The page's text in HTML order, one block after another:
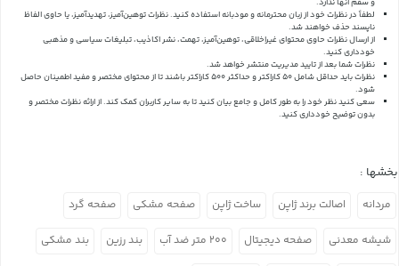
و سقم آنها ندارد.
لطفاً در نظرات خود از زبان محترمانه و مودبانه استفاده کنید. نظرات توهین‌آمیز، تهدیدآمیز، یا حاوی الفاظ
ناپسند حذف خواهند شد.
از ارسال نظرات حاوی محتوای غیراخلاقی، توهین‌آمیز، تهمت، نشر اکاذیب، تبلیغات سیاسی و مذهبی
خودداری کنید.
نظرات شما بعد از تایید مدیریت منتشر خواهد شد.
نظرات باید حداقل شامل 50 کاراکتر و حداکثر 500 کاراکتر باشند تا از محتوای مختصر و مفید اطمینان حاصل
شود.
سعی کنید نظر خود را به طور کامل و جامع بیان کنید تا به سایر کاربران کمک کند.از ارائه نظرات مختصر و
بدون توضیح خودداری کنید.
بخشها :
مردانه اصالت برند ژاپن ساخت ژاپن صفحه مشکی صفحه گرد
شیشه معدنی صفحه دیجیتال ۲۰۰ متر ضد آب بند رزین بند مشکی